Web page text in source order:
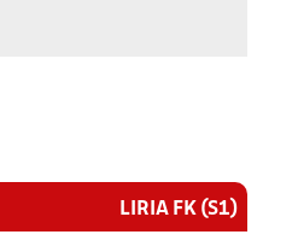
LIRIA FK (S1)